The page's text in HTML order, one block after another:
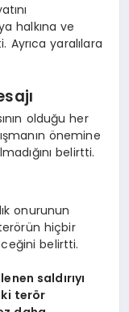
halkına ve
Ayrıca yaralılara
olduğu her
önemine
belirtti.
onurunun
hiçbir
belirtti.
saldırıyı
terör